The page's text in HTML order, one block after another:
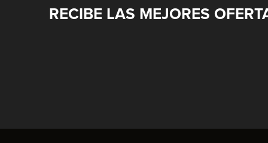
RECIBE LAS MEJORES